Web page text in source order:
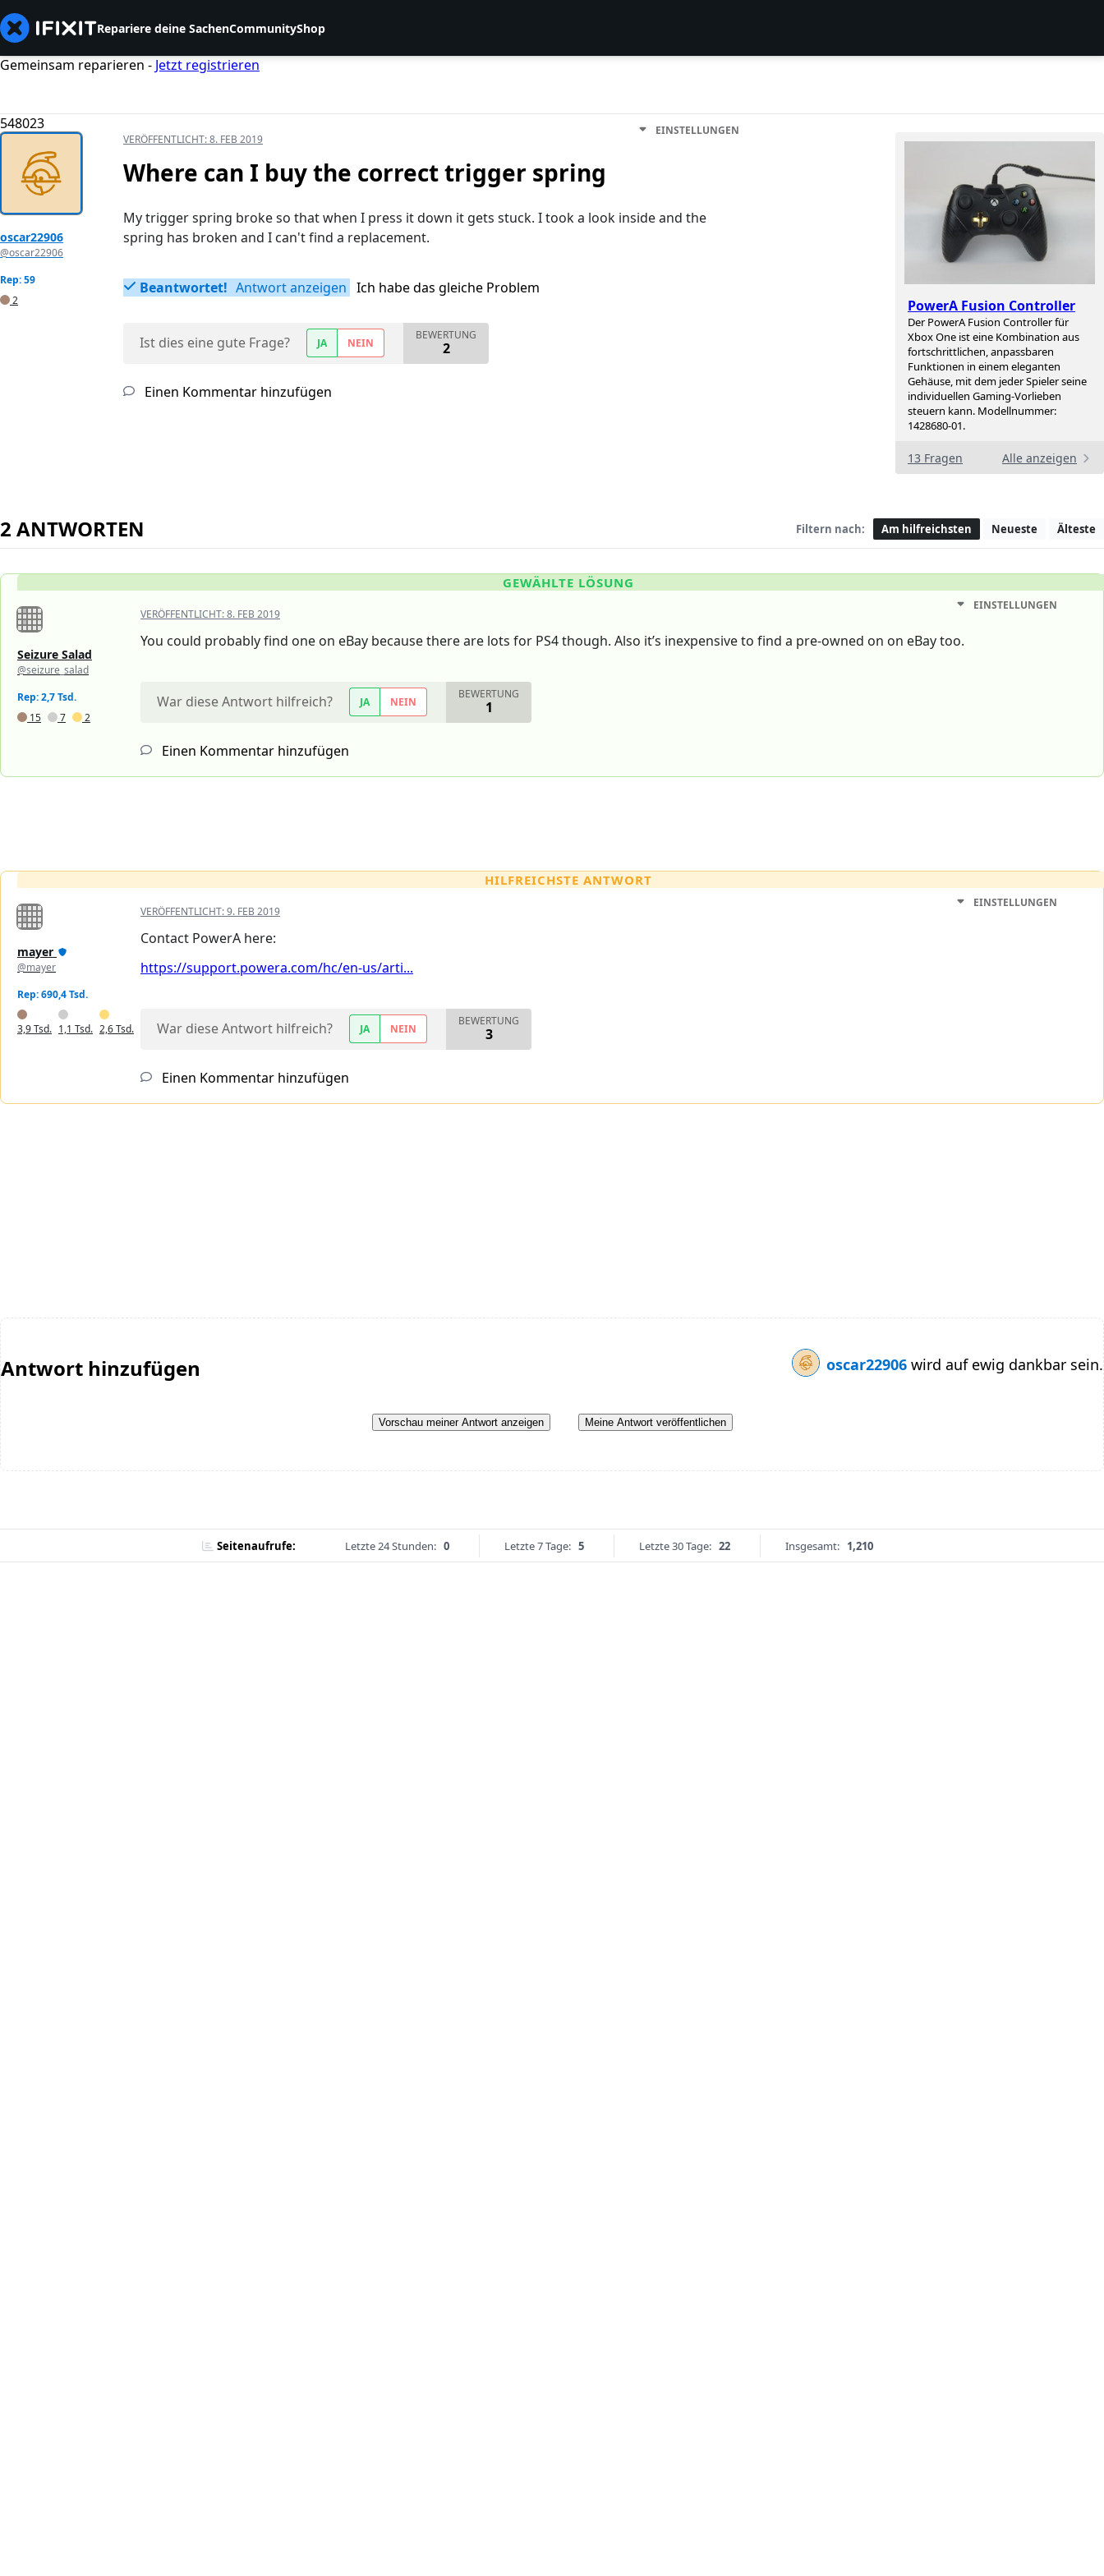
Repariere deine SachenCommunityShop
Gemeinsam reparieren - Jetzt registrieren
548023
PowerA Fusion Controller
Der PowerA Fusion Controller für
Xbox One ist eine Kombination aus
fortschrittlichen, anpassbaren
Funktionen in einem eleganten
Gehäuse, mit dem jeder Spieler seine
individuellen Gaming-Vorlieben
steuern kann. Modellnummer:
1428680-01.
13 Fragen Alle anzeigen
oscar22906
@oscar22906
Rep: 59
2
VERÖFFENTLICHT:8. FEB 2019
EINSTELLUNGEN
Where can I buy the correct trigger spring
My trigger spring broke so that when I press it down it gets stuck. I took a look inside and the
spring has broken and I can't find a replacement.
Beantwortet! Antwort anzeigen Ich habe das gleiche Problem
Ist dies eine gute Frage? JA NEIN
BEWERTUNG
2
Einen Kommentar hinzufügen
2 ANTWORTEN Filtern nach: Am hilfreichsten Neueste Älteste
GEWÄHLTE LÖSUNG
Seizure Salad
@seizure_salad
Rep: 2,7 Tsd.
15
7 2
VERÖFFENTLICHT:8. FEB 2019
EINSTELLUNGEN
You could probably find one on eBay because there are lots for PS4 though. Also it’s inexpensive to find a pre-owned on on eBay too.
War diese Antwort hilfreich? JA NEIN
BEWERTUNG
1
Einen Kommentar hinzufügen
HILFREICHSTE ANTWORT
mayer
@mayer
Rep: 690,4 Tsd.
3,9 Tsd. 1,1 Tsd. 2,6 Tsd.
VERÖFFENTLICHT:9. FEB 2019
EINSTELLUNGEN
Contact PowerA here:
https://support.powera.com/hc/en-us/arti...
War diese Antwort hilfreich? JA NEIN
BEWERTUNG
3
Einen Kommentar hinzufügen
Antwort hinzufügen oscar22906 wird auf ewig dankbar sein.
Vorschau meiner Antwort anzeigen Meine Antwort veröffentlichen
Seitenaufrufe: Letzte 24 Stunden: 0 Letzte 7 Tage: 5 Letzte 30 Tage: 22 Insgesamt: 1,210